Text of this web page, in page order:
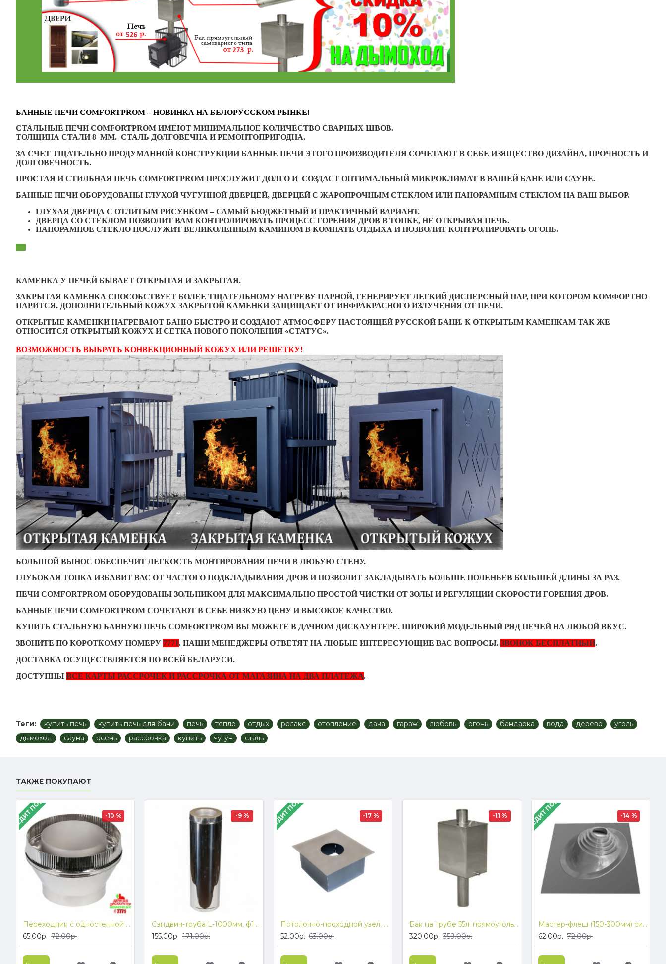
БАННЫЕ ПЕЧИ COMFORTPROM – НОВИНКА НА БЕЛОРУССКОМ РЫНКЕ!
СТАЛЬНЫЕ ПЕЧИ COMFORTPROM ИМЕЮТ МИНИМАЛЬНОЕ КОЛИЧЕСТВО СВАРНЫХ ШВОВ.
ТОЛЩИНА СТАЛИ 8 ММ. CТАЛЬ ДОЛГОВЕЧНА И РЕМОНТОПРИГОДНА.
ЗА СЧЕТ ТЩАТЕЛЬНО ПРОДУМАННОЙ КОНСТРУКЦИИ БАННЫЕ ПЕЧИ ЭТОГО ПРОИЗВОДИТЕЛЯ СОЧЕТАЮТ В СЕБЕ ИЗЯЩЕСТВО ДИЗАЙНА, ПРОЧНОСТЬ И
ДОЛГОВЕЧНОСТЬ.
ПРОСТАЯ И СТИЛЬНАЯ ПЕЧЬ COMFORTPROM ПРОСЛУЖИТ ДОЛГО И СОЗДАСТ ОПТИМАЛЬНЫЙ МИКРОКЛИМАТ В ВАШЕЙ БАНЕ ИЛИ САУНЕ.
БАННЫЕ ПЕЧИ ОБОРУДОВАНЫ ГЛУХОЙ ЧУГУННОЙ ДВЕРЦЕЙ, ДВЕРЦЕЙ С ЖАРОПРОЧНЫМ СТЕКЛОМ ИЛИ ПАНОРАМНЫМ СТЕКЛОМ НА ВАШ ВЫБОР.
ГЛУХАЯ ДВЕРЦА С ОТЛИТЫМ РИСУНКОМ – САМЫЙ БЮДЖЕТНЫЙ И ПРАКТИЧНЫЙ ВАРИАНТ.
ДВЕРЦА СО СТЕКЛОМ ПОЗВОЛИТ ВАМ КОНТРОЛИРОВАТЬ ПРОЦЕСС ГОРЕНИЯ ДРОВ В ТОПКЕ, НЕ ОТКРЫВАЯ ПЕЧЬ.
ПАНОРАМНОЕ СТЕКЛО ПОСЛУЖИТ ВЕЛИКОЛЕПНЫМ КАМИНОМ В КОМНАТЕ ОТДЫХА И ПОЗВОЛИТ КОНТРОЛИРОВАТЬ ОГОНЬ.
КАМЕНКА У ПЕЧЕЙ БЫВАЕТ ОТКРЫТАЯ И ЗАКРЫТАЯ.
ЗАКРЫТАЯ КАМЕНКА СПОСОБСТВУЕТ БОЛЕЕ ТЩАТЕЛЬНОМУ НАГРЕВУ ПАРНОЙ, ГЕНЕРИРУЕТ ЛЕГКИЙ ДИСПЕРСНЫЙ ПАР, ПРИ КОТОРОМ КОМФОРТНО
ПАРИТСЯ. ДОПОЛНИТЕЛЬНЫЙ КОЖУХ ЗАКРЫТОЙ КАМЕНКИ ЗАЩИЩАЕТ ОТ ИНФРАКРАСНОГО ИЗЛУЧЕНИЯ ОТ ПЕЧИ.
ОТКРЫТЫЕ КАМЕНКИ НАГРЕВАЮТ БАНЮ БЫСТРО И СОЗДАЮТ АТМОСФЕРУ НАСТОЯЩЕЙ РУССКОЙ БАНИ. К ОТКРЫТЫМ КАМЕНКАМ ТАК ЖЕ
ОТНОСИТСЯ ОТКРЫТЫЙ КОЖУХ И СЕТКА НОВОГО ПОКОЛЕНИЯ «СТАТУС».
ВОЗМОЖНОСТЬ ВЫБРАТЬ КОНВЕКЦИОННЫЙ КОЖУХ ИЛИ РЕШЕТКУ!
БОЛЬШОЙ ВЫНОС ОБЕСПЕЧИТ ЛЕГКОСТЬ МОНТИРОВАНИЯ ПЕЧИ В ЛЮБУЮ СТЕНУ.
ГЛУБОКАЯ ТОПКА ИЗБАВИТ ВАС ОТ ЧАСТОГО ПОДКЛАДЫВАНИЯ ДРОВ И ПОЗВОЛИТ ЗАКЛАДЫВАТЬ БОЛЬШЕ ПОЛЕНЬЕВ БОЛЬШЕЙ ДЛИНЫ ЗА РАЗ.
ПЕЧИ COMFORTPROM ОБОРУДОВАНЫ ЗОЛЬНИКОМ ДЛЯ МАКСИМАЛЬНО ПРОСТОЙ ЧИСТКИ ОТ ЗОЛЫ И РЕГУЛЯЦИИ СКОРОСТИ ГОРЕНИЯ ДРОВ.
БАННЫЕ ПЕЧИ COMFORTPROM СОЧЕТАЮТ В СЕБЕ НИЗКУЮ ЦЕНУ И ВЫСОКОЕ КАЧЕСТВО.
КУПИТЬ СТАЛЬНУЮ БАННУЮ ПЕЧЬ COMFORTPROM ВЫ МОЖЕТЕ В ДАЧНОМ ДИСКАУНТЕРЕ. ШИРОКИЙ МОДЕЛЬНЫЙ РЯД ПЕЧЕЙ НА ЛЮБОЙ ВКУС.
ЗВОНИТЕ ПО КОРОТКОМУ НОМЕРУ 7771. НАШИ МЕНЕДЖЕРЫ ОТВЕТЯТ НА ЛЮБЫЕ ИНТЕРЕСУЮЩИЕ ВАС ВОПРОСЫ. ЗВОНОК БЕСПЛАТНЫЙ.
ДОСТАВКА ОСУЩЕСТВЛЯЕТСЯ ПО ВСЕЙ БЕЛАРУСИ.
ДОСТУПНЫ ВСЕ КАРТЫ РАССРОЧЕК И РАССРОЧКА ОТ МАГАЗИНА НА ДВА ПЛАТЕЖА.
Теги: купить печь купить печь для бани печь тепло отдых релакс отопление дача гараж любовь огонь бандарка вода дерево
уголь
дымоход
сауна осень рассрочка купить чугун сталь
ТАКЖЕ ПОКУПАЮТ
В КРЕДИТ ПОД 4% -10 %
Переходник с одностенной трубы на двухстенную ф115/200, (304 1.0 зерк./430)
65.00р. 72.00р.
-9 %
Сэндвич-труба L-1000мм, ф115/200, (304 1.0 зерк./430)
155.00р. 171.00р.
В КРЕДИТ ПОД 4% -17 %
Потолочно-проходной узел, ф200 (нерж 409)
52.00р. 63.00р.
-11 %
Бак на трубе 55л. прямоугольный ф115 (AISI 304/439)
320.00р. 359.00р.
В КРЕДИТ ПОД 4% -14 %
Мастер-флеш (150-300мм) силикон, угловой
62.00р. 72.00р.